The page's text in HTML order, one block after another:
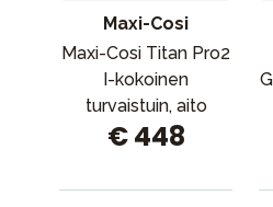
Maxi-Cosi
Maxi-Cosi Titan Pro2
I-kokoinen
turvaistuin, aito
sininen
€ 448